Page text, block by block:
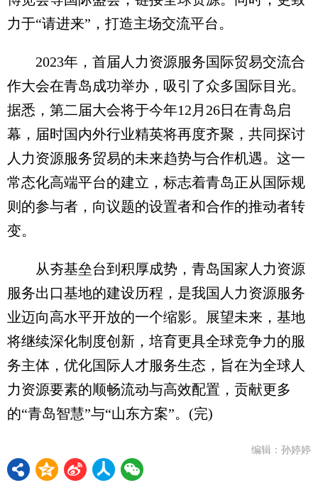
力于“请进来”，打造主场交流平台。
2023年，首届人力资源服务国际贸易交流合
作大会在青岛成功举办，吸引了众多国际目光。
据悉，第二届大会将于今年12月26日在青岛启
幕，届时国内外行业精英将再度齐聚，共同探讨
人力资源服务贸易的未来趋势与合作机遇。这一
常态化高端平台的建立，标志着青岛正从国际规
则的参与者，向议题的设置者和合作的推动者转
变。
从夯基垒台到积厚成势，青岛国家人力资源
服务出口基地的建设历程，是我国人力资源服务
业迈向高水平开放的一个缩影。展望未来，基地
将继续深化制度创新，培育更具全球竞争力的服
务主体，优化国际人才服务生态，旨在为全球人
力资源要素的顺畅流动与高效配置，贡献更多
的“青岛智慧”与“山东方案”。(完)
编辑：孙婷婷